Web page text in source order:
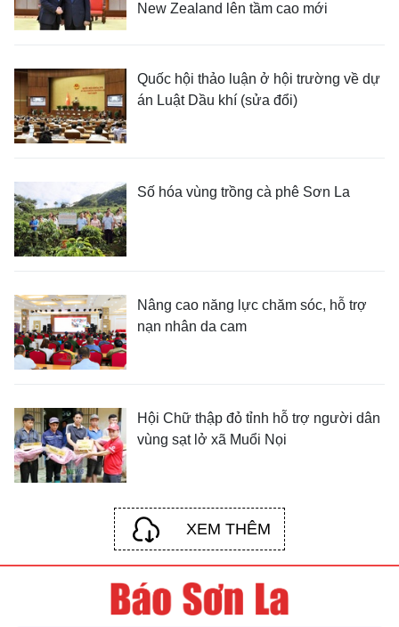
New Zealand lên tầm cao mới
Quốc hội thảo luận ở hội trường về dự
án Luật Dầu khí (sửa đổi)
Số hóa vùng trồng cà phê Sơn La
Nâng cao năng lực chăm sóc, hỗ trợ
nạn nhân da cam
Hội Chữ thập đỏ tỉnh hỗ trợ người dân
vùng sạt lở xã Muổi Nọi
XEM THÊM